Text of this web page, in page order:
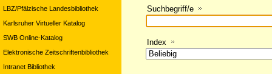
LBZ/Pfälzische Landesbibliothek
Karlsruher Virtueller Katalog
SWB Online-Katalog
Elektronische Zeitschriftenbibliothek
Intranet Bibliothek
Suchbegriff/e
Index